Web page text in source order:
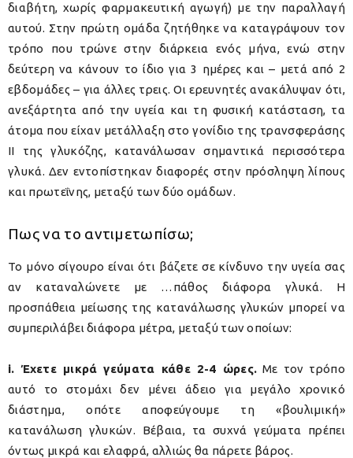
διαβήτη, χωρίς φαρμακευτική αγωγή) με την παραλλαγή
αυτού. Στην πρώτη ομάδα ζητήθηκε να καταγράψουν τον
τρόπο που τρώνε στην διάρκεια ενός μήνα, ενώ στην
δεύτερη να κάνουν το ίδιο για 3 ημέρες και – μετά από 2
εβδομάδες – για άλλες τρεις. Οι ερευνητές ανακάλυψαν ότι,
ανεξάρτητα από την υγεία και τη φυσική κατάσταση, τα
άτομα που είχαν μετάλλαξη στο γονίδιο της τρανσφεράσης
II της γλυκόζης, κατανάλωσαν σημαντικά περισσότερα
γλυκά. Δεν εντοπίστηκαν διαφορές στην πρόσληψη λίπους
και πρωτεΐνης, μεταξύ των δύο ομάδων.
Πως να το αντιμετωπίσω;
Το μόνο σίγουρο είναι ότι βάζετε σε κίνδυνο την υγεία σας
αν καταναλώνετε με …πάθος διάφορα γλυκά. Η
προσπάθεια μείωσης της κατανάλωσης γλυκών μπορεί να
συμπεριλάβει διάφορα μέτρα, μεταξύ των οποίων:
i. Έχετε μικρά γεύματα κάθε 2-4 ώρες. Με τον τρόπο
αυτό το στομάχι δεν μένει άδειο για μεγάλο χρονικό
διάστημα, οπότε αποφεύγουμε τη «βουλιμική»
κατανάλωση γλυκών. Βέβαια, τα συχνά γεύματα πρέπει
όντως μικρά και ελαφρά, αλλιώς θα πάρετε βάρος.